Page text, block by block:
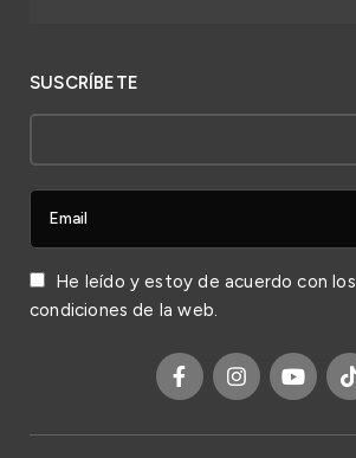
SUSCRÍBETE
He leído y estoy de acuerdo con los
condiciones de la web.